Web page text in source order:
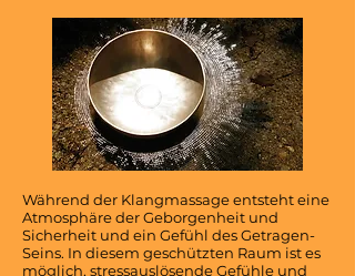
Während der Klangmassage entsteht eine
Atmosphäre der Geborgenheit und
Sicherheit und ein Gefühl des Getragen-
Seins. In diesem geschützten Raum ist es
möglich, stressauslösende Gefühle und